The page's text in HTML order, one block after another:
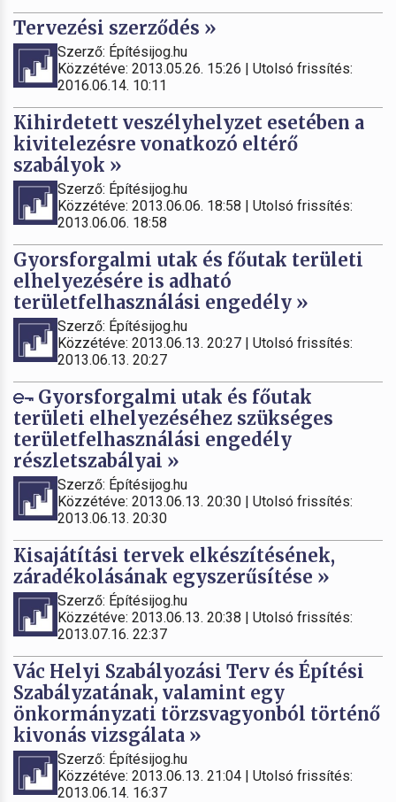
Tervezési szerződés »
Szerző: Építésijog.hu
Közzétéve: 2013.05.26. 15:26 | Utolsó frissítés:
2016.06.14. 10:11
Kihirdetett veszélyhelyzet esetében a
kivitelezésre vonatkozó eltérő
szabályok »
Szerző: Építésijog.hu
Közzétéve: 2013.06.06. 18:58 | Utolsó frissítés:
2013.06.06. 18:58
Gyorsforgalmi utak és főutak területi
elhelyezésére is adható
területfelhasználási engedély »
Szerző: Építésijog.hu
Közzétéve: 2013.06.13. 20:27 | Utolsó frissítés:
2013.06.13. 20:27
Gyorsforgalmi utak és főutak
területi elhelyezéséhez szükséges
területfelhasználási engedély
részletszabályai »
Szerző: Építésijog.hu
Közzétéve: 2013.06.13. 20:30 | Utolsó frissítés:
2013.06.13. 20:30
Kisajátítási tervek elkészítésének,
záradékolásának egyszerűsítése »
Szerző: Építésijog.hu
Közzétéve: 2013.06.13. 20:38 | Utolsó frissítés:
2013.07.16. 22:37
Vác Helyi Szabályozási Terv és Építési
Szabályzatának, valamint egy
önkormányzati törzsvagyonból történő
kivonás vizsgálata »
Szerző: Építésijog.hu
Közzétéve: 2013.06.13. 21:04 | Utolsó frissítés:
2013.06.14. 16:37